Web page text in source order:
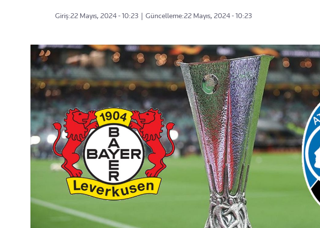
Giriş:22 Mayıs, 2024 - 10:23 Güncelleme:22 Mayıs, 2024 - 10:23